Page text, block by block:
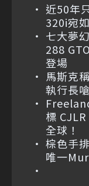
近50年
320i宛
七大夢
288
登場
馬斯克
執行長
標
全球！
棕色手
唯一